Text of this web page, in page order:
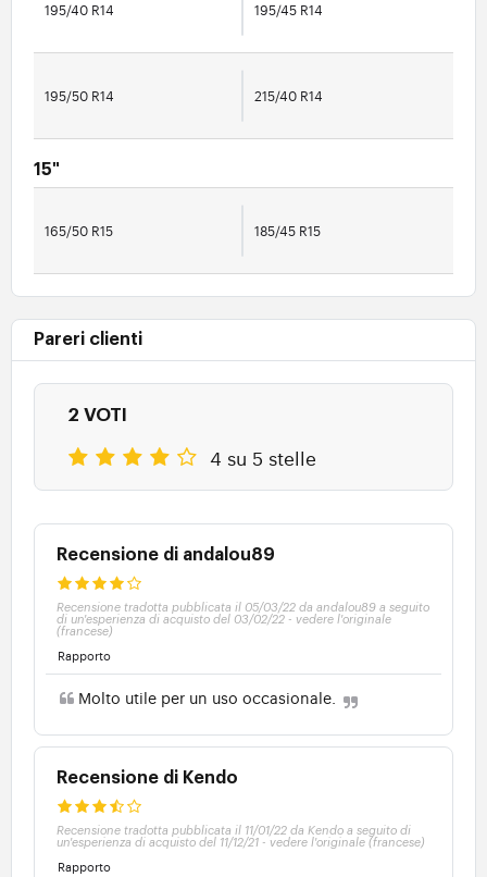
195/40 R14 195/45 R14
195/50 R14 215/40 R14
15"
165/50 R15 185/45 R15
Pareri clienti
2 VOTI
4 su 5 stelle
Recensione di andalou89
Recensione tradotta pubblicata il 05/03/22 da andalou89 a seguito
di un'esperienza di acquisto del 03/02/22 - vedere l'originale
(francese)
Rapporto
Molto utile per un uso occasionale.
Recensione di Kendo
Recensione tradotta pubblicata il 11/01/22 da Kendo a seguito di
un'esperienza di acquisto del 11/12/21 - vedere l'originale (francese)
Rapporto